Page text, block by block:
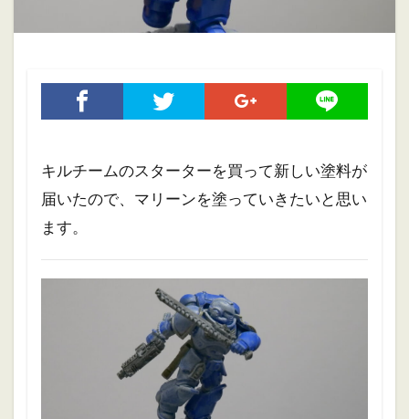
キルチームのスターターを買って新しい塗料が
届いたので、マリーンを塗っていきたいと思い
ます。
攻略情報